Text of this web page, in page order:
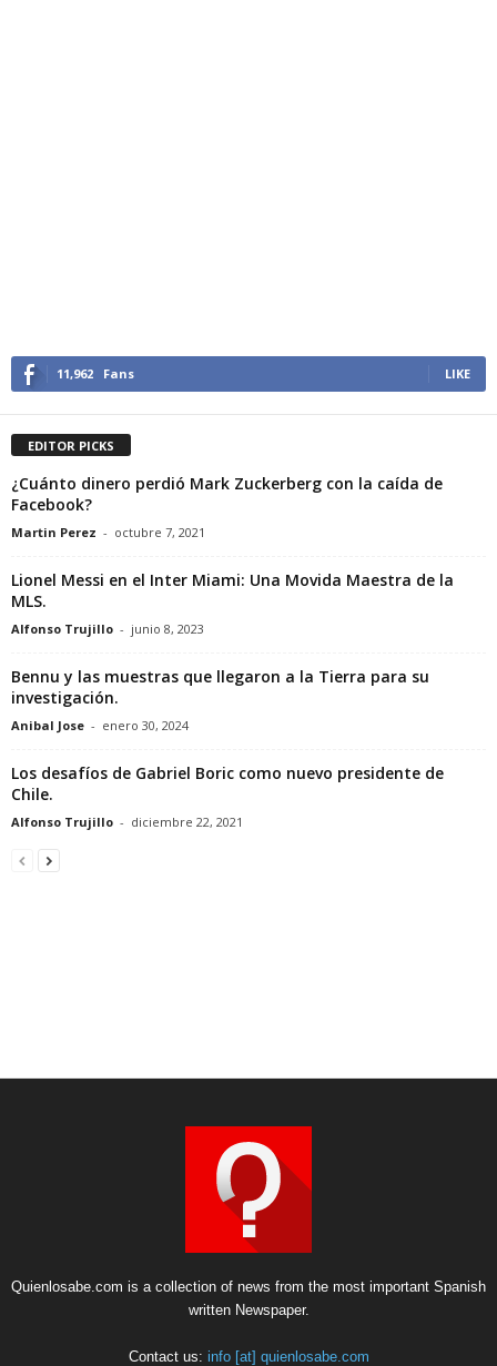
11,962 Fans LIKE
EDITOR PICKS
¿Cuánto dinero perdió Mark Zuckerberg con la caída de
Facebook?
Martin Perez - octubre 7, 2021
Lionel Messi en el Inter Miami: Una Movida Maestra de la
MLS.
Alfonso Trujillo - junio 8, 2023
Bennu y las muestras que llegaron a la Tierra para su
investigación.
Anibal Jose - enero 30, 2024
Los desafíos de Gabriel Boric como nuevo presidente de
Chile.
Alfonso Trujillo - diciembre 22, 2021
Quienlosabe.com is a collection of news from the most important Spanish
written Newspaper.
Contact us: info [at] quienlosabe.com